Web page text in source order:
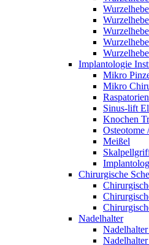
Implantologie
Mikro
Mikro
Sinus-lift
Knochen
Osteotome
Meißel
Chirurgische
Nadelhalter